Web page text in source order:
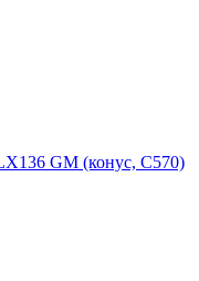
GM (конус, C570)